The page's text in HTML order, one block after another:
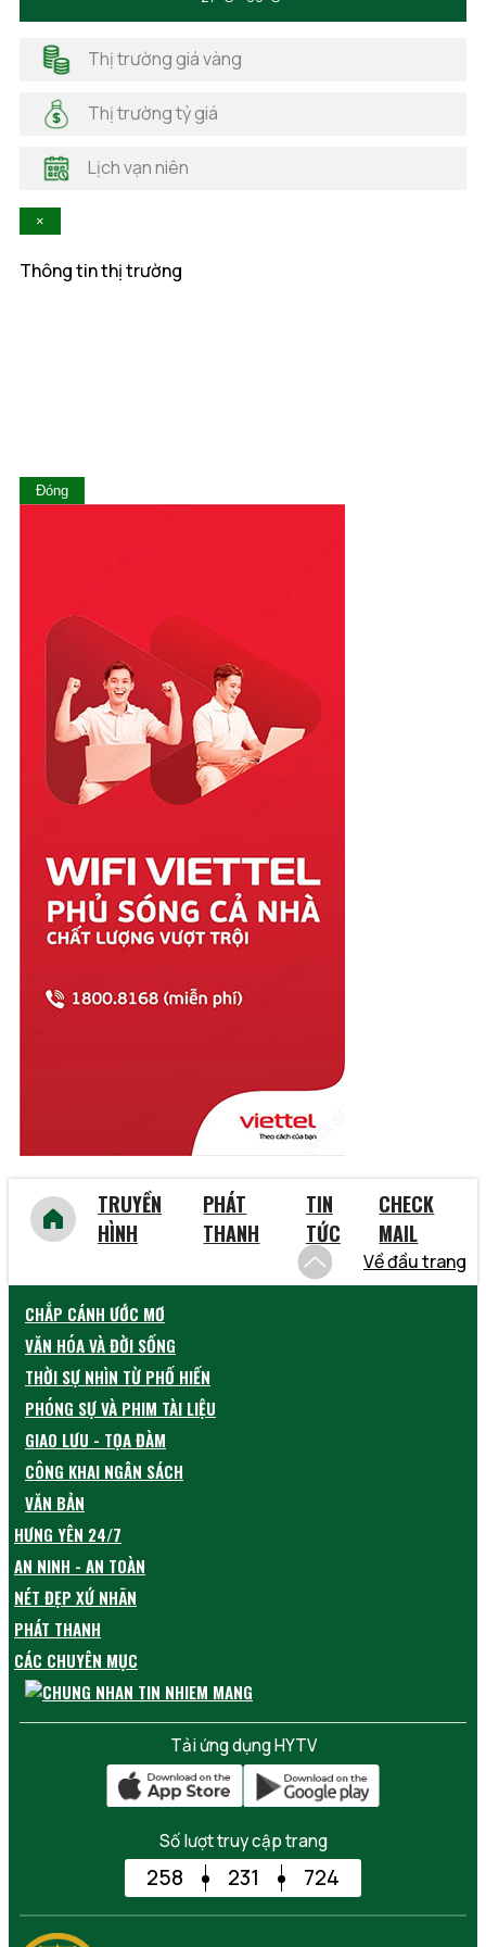
Hà Giang
Hải Dương
Hải Phòng
Hà Tĩnh
Hòa Bình
Lai Châu
Quảng Ngãi
Quảng Ninh
Quảng Trị
Sóc Trăng
Sơn La
Tây Ninh
Thái Bình
Thái Nguyên
Thừa Thiên Huế
Tiền Giang
Trà Vinh
Tuyên Quang
Vĩnh Phúc
Vũng Tàu
Thị trường giá vàng
Thị trường tỷ giá
Lịch vạn niên
×
Thông tin thị trường
Đóng
TRUYỀN
HÌNH
PHÁT
THANH
TIN
TỨC
CHECK
MAIL
Về đầu trang
CHẮP CÁNH ƯỚC MƠ
VĂN HÓA VÀ ĐỜI SỐNG
THỜI SỰ NHÌN TỪ PHỐ HIẾN
PHÓNG SỰ VÀ PHIM TÀI LIỆU
GIAO LƯU - TỌA ĐÀM
CÔNG KHAI NGÂN SÁCH
VĂN BẢN
HƯNG YÊN 24/7
AN NINH - AN TOÀN
NÉT ĐẸP XỨ NHÃN
PHÁT THANH
CÁC CHUYÊN MỤC
Tải ứng dụng HYTV
Số lượt truy cập trang
258 231 724